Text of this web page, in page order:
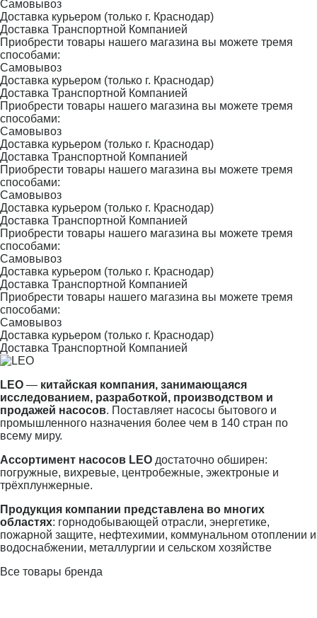
Самовывоз
Доставка курьером (только г. Краснодар)
Доставка Транспортной Компанией
Приобрести товары нашего магазина вы можете тремя
способами:
Самовывоз
Доставка курьером (только г. Краснодар)
Доставка Транспортной Компанией
Приобрести товары нашего магазина вы можете тремя
способами:
Самовывоз
Доставка курьером (только г. Краснодар)
Доставка Транспортной Компанией
Приобрести товары нашего магазина вы можете тремя
способами:
Самовывоз
Доставка курьером (только г. Краснодар)
Доставка Транспортной Компанией
Приобрести товары нашего магазина вы можете тремя
способами:
Самовывоз
Доставка курьером (только г. Краснодар)
Доставка Транспортной Компанией
Приобрести товары нашего магазина вы можете тремя
способами:
Самовывоз
Доставка курьером (только г. Краснодар)
Доставка Транспортной Компанией
LEO — китайская компания, занимающаяся
исследованием, разработкой, производством и
продажей насосов. Поставляет насосы бытового и
промышленного назначения более чем в 140 стран по
всему миру.
Ассортимент насосов LEO достаточно обширен:
погружные, вихревые, центробежные, эжектроные и
трёхплунжерные.
Продукция компании представлена во многих
областях: горнодобывающей отрасли, энергетике,
пожарной защите, нефтехимии, коммунальном отоплении и
водоснабжении, металлургии и сельском хозяйстве
Все товары бренда